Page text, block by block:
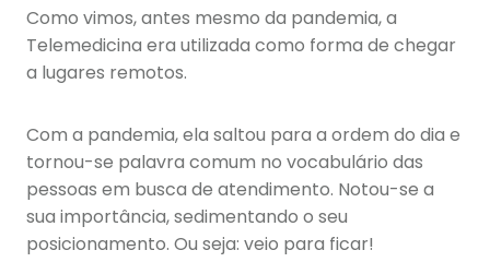
Como vimos, antes mesmo da pandemia, a
Telemedicina era utilizada como forma de chegar
a lugares remotos.
Com a pandemia, ela saltou para a ordem do dia e
tornou-se palavra comum no vocabulário das
pessoas em busca de atendimento. Notou-se a
sua importância, sedimentando o seu
posicionamento. Ou seja: veio para ficar!